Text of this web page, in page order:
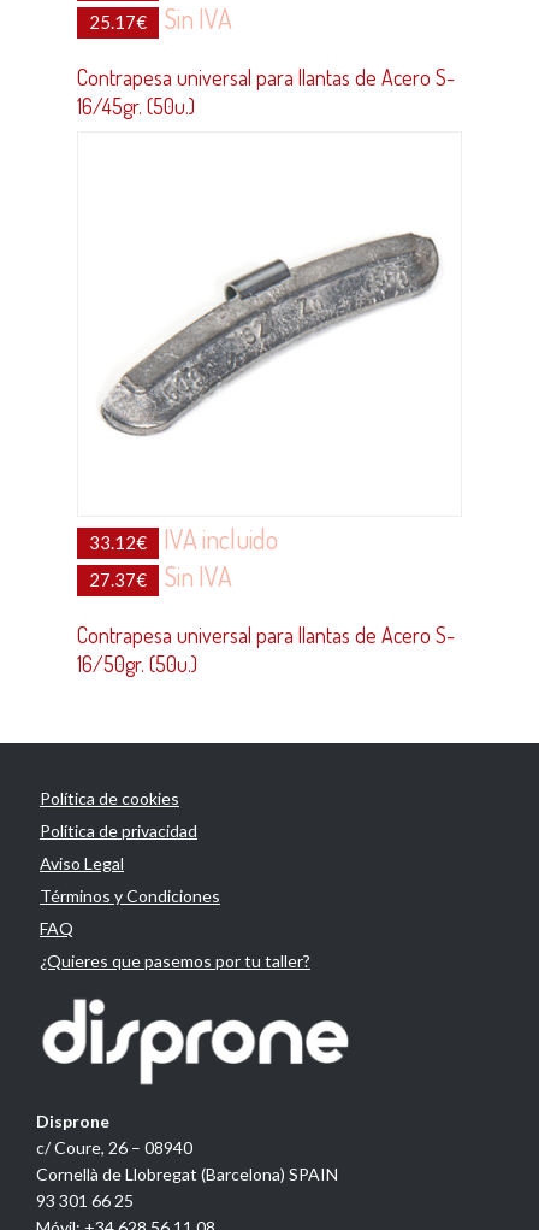
25.17€ Sin IVA
Contrapesa universal para llantas de Acero S-
16/45gr. (50u.)
33.12€ IVA incluido
27.37€ Sin IVA
Contrapesa universal para llantas de Acero S-
16/50gr. (50u.)
Política de cookies
Política de privacidad
Aviso Legal
Términos y Condiciones
FAQ
¿Quieres que pasemos por tu taller?
Disprone
c/ Coure, 26 – 08940
Cornellà de Llobregat (Barcelona) SPAIN
93 301 66 25